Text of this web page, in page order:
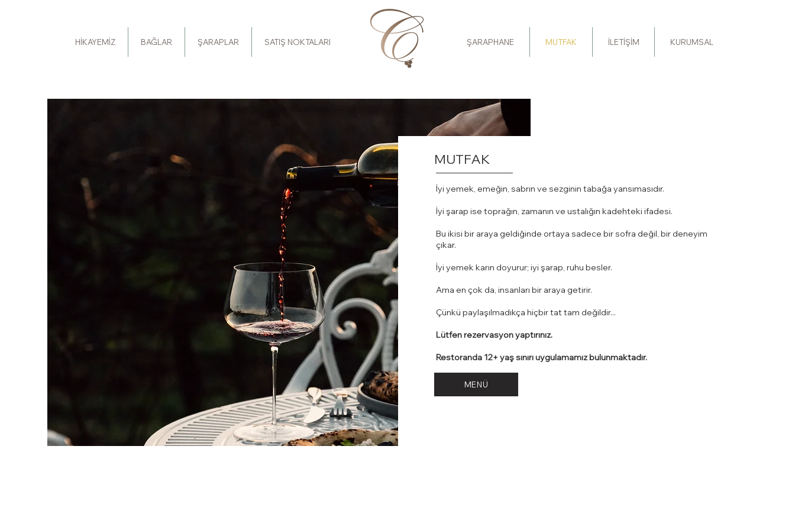
HİKAYEMİZ BAĞLAR ŞARAPLAR SATIŞ NOKTALARI ŞARAPHANE MUTFAK İLETİŞİM KURUMSAL
MUTFAK
İyi yemek, emeğin, sabrın ve sezginin tabağa yansımasıdır.
İyi şarap ise toprağın, zamanın ve ustalığın kadehteki ifadesi.
Bu ikisi bir araya geldiğinde ortaya sadece bir sofra değil, bir deneyim
çıkar.
​İyi yemek karın doyurur; iyi şarap, ruhu besler.
Ama en çok da, insanları bir araya getirir.
Çünkü paylaşılmadıkça hiçbir tat tam değildir...
Lütfen rezervasyon yaptırınız.
Restoranda 12+ yaş sınırı uygulamamız bulunmaktadır.
MENÜ